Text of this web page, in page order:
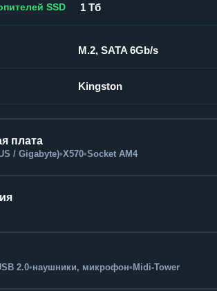
SSD 1 Тб
M.2, SATA 6Gb/s
Kingston
плата
/ Gigabyte)•X570•Socket AM4
2.0•наушники, микрофон• Midi-Tower